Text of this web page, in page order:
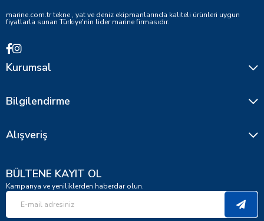
marine.com.tr tekne , yat ve deniz ekipmanlarında kaliteli ürünleri uygun
fiyatlarla sunan Türkiye'nin lider marine firmasıdır.
Kurumsal
Bilgilendirme
Alışveriş
BÜLTENE KAYIT OL
Kampanya ve yeniliklerden haberdar olun.